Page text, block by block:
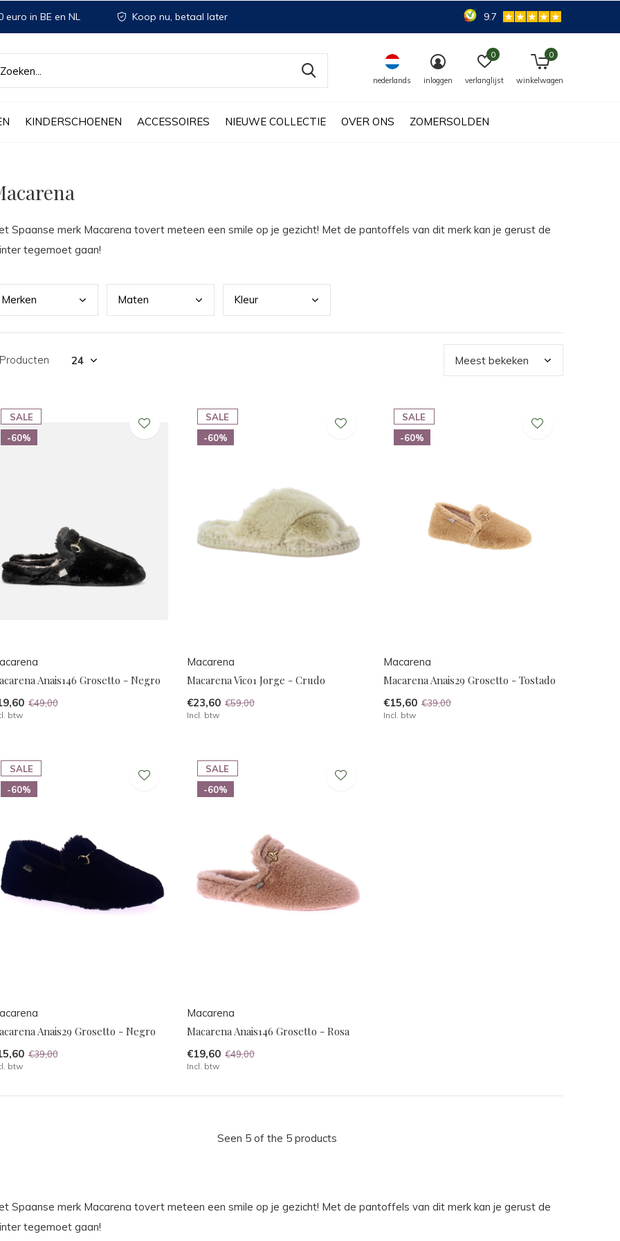
KINDERSCHOENEN ACCESSOIRES NIEUWE COLLECTIE OVER ONS ZOMERSOLDEN
nederlands inloggen verlanglijst
0
winkelwagen
0
in BE en NL Koop nu, betaal later 9.7
Spaanse merk Macarena tovert meteen een smile op je gezicht! Met de pantoffels van dit merk kan je gerust de
tegemoet gaan!
Merken Maten Kleur
SALE
-60%
Anais146 Grosetto - Negro
€49,00
btw
SALE
-60%
Macarena
Macarena Vico1 Jorge - Crudo
€23,60 €59,00
Incl. btw
SALE
-60%
Macarena
Macarena Anais29 Grosetto - Tostado
€15,60 €39,00
Incl. btw
SALE
-60%
Anais29 Grosetto - Negro
€39,00
btw
SALE
-60%
Macarena
Macarena Anais146 Grosetto - Rosa
€19,60 €49,00
Incl. btw
Seen 5 of the 5 products
Spaanse merk Macarena tovert meteen een smile op je gezicht! Met de pantoffels van dit merk kan je gerust de
tegemoet gaan!